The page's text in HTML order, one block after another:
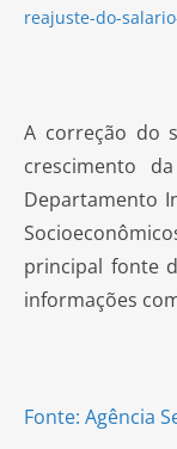
reajuste-do-
A correção do
crescimento
Departamento
principal fonte
informações
Fonte: Agência